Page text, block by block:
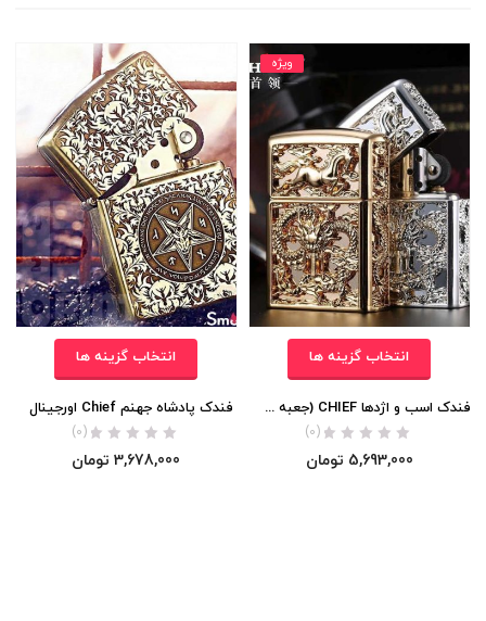
ویژه
انتخاب گزینه ها
فندک اسب و اژدها CHIEF (جعبه چوبی)
(0)
5,693,000 تومان
انتخاب گزینه ها
فندک پادشاه جهنم Chief اورجینال
(0)
3,678,000 تومان